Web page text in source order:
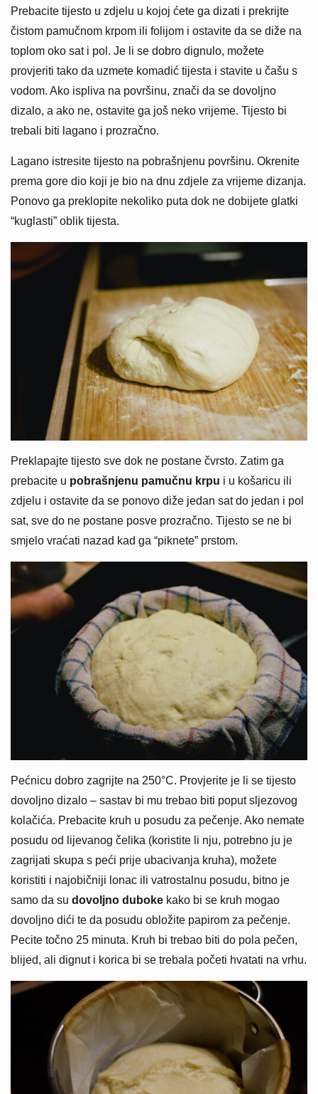
Prebacite tijesto u zdjelu u kojoj ćete ga dizati i prekrijte
čistom pamučnom krpom ili folijom i ostavite da se diže na
toplom oko sat i pol. Je li se dobro dignulo, možete
provjeriti tako da uzmete komadić tijesta i stavite u čašu s
vodom. Ako ispliva na površinu, znači da se dovoljno
dizalo, a ako ne, ostavite ga još neko vrijeme. Tijesto bi
trebali biti lagano i prozračno.
Lagano istresite tijesto na pobrašnjenu površinu. Okrenite
prema gore dio koji je bio na dnu zdjele za vrijeme dizanja.
Ponovo ga preklopite nekoliko puta dok ne dobijete glatki
“kuglasti” oblik tijesta.
Preklapajte tijesto sve dok ne postane čvrsto. Zatim ga
prebacite u pobrašnjenu pamučnu krpu i u košaricu ili
zdjelu i ostavite da se ponovo diže jedan sat do jedan i pol
sat, sve do ne postane posve prozračno. Tijesto se ne bi
smjelo vraćati nazad kad ga “piknete” prstom.
Pećnicu dobro zagrijte na 250°C. Provjerite je li se tijesto
dovoljno dizalo – sastav bi mu trebao biti poput sljezovog
kolačića. Prebacite kruh u posudu za pečenje. Ako nemate
posudu od lijevanog čelika (koristite li nju, potrebno ju je
zagrijati skupa s peći prije ubacivanja kruha), možete
koristiti i najobičniji lonac ili vatrostalnu posudu, bitno je
samo da su dovoljno duboke kako bi se kruh mogao
dovoljno dići te da posudu obložite papirom za pečenje.
Pecite točno 25 minuta. Kruh bi trebao biti do pola pečen,
blijed, ali dignut i korica bi se trebala početi hvatati na vrhu.